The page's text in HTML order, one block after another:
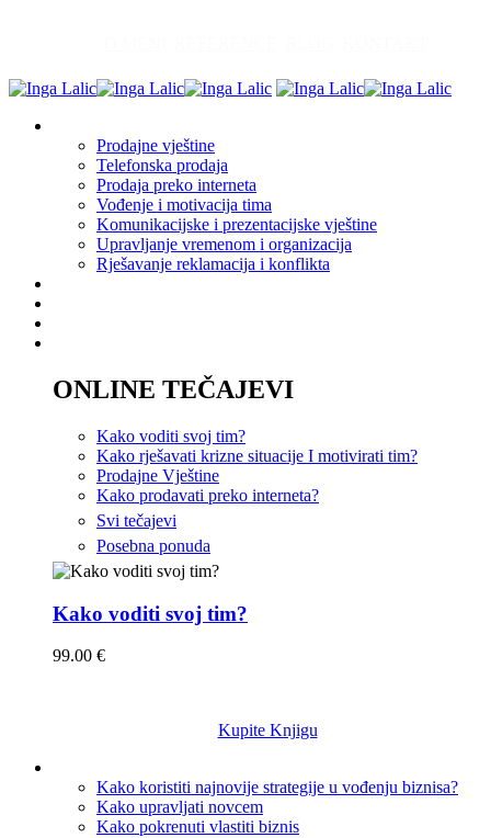
Prodajne vještine
Telefonska prodaja
Prodaja preko interneta
Vođenje i motivacija tima
Komunikacijske i prezentacijske vještine
Upravljanje vremenom i organizacija
Rješavanje reklamacija i konflikta
ONLINE TEČAJEVI
Kako voditi svoj tim?
Kako rješavati krizne situacije I motivirati tim?
Prodajne Vještine
Kako prodavati preko interneta?
Svi tečajevi
Posebna ponuda
Kako voditi svoj tim?
99.00 €
Kupite Knjigu
Kako koristiti najnovije strategije u vođenju biznisa?
Kako upravljati novcem
Kako pokrenuti vlastiti biznis